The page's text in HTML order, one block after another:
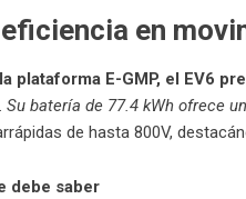
en
plataforma E-GMP, el EV6
. Su batería de 77.4 kWh ofrece
de hasta 800V,
debe saber